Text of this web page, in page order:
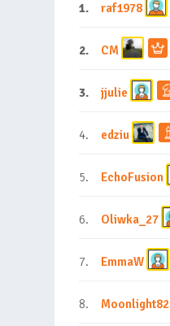
1. raf1978
2. CM
3. jjulie
4. edziu
5. EchoFusion
6. Oliwka_27
7. EmmaW
8. Moonlight82